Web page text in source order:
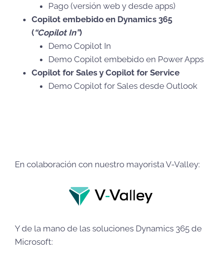
Pago (versión web y desde apps)
Copilot embebido en Dynamics 365
(“Copilot In”)
Demo Copilot In
Demo Copilot embebido en Power Apps
Copilot for Sales y Copilot for Service
Demo Copilot for Sales desde Outlook
En colaboración con nuestro mayorista V-Valley:
Y de la mano de las soluciones Dynamics 365 de
Microsoft: